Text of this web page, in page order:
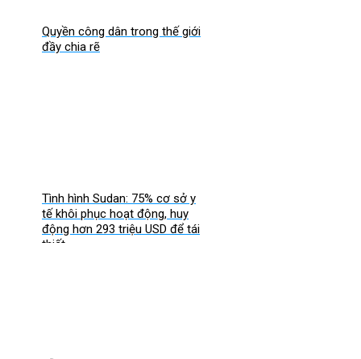
Quyền công dân trong thế giới
đầy chia rẽ
Tình hình Sudan: 75% cơ sở y
tế khôi phục hoạt động, huy
động hơn 293 triệu USD để tái
thiết